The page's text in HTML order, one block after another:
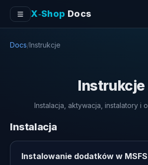
X‑Shop Docs
Docs/Instrukcje
Instrukcje
Instalacja, aktywacja, instalatory i
Instalacja
Instalowanie dodatków w